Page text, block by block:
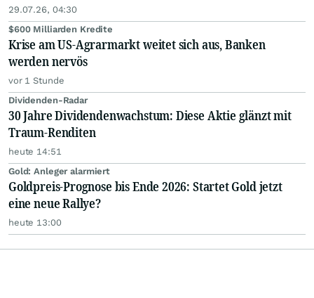
29.07.26, 04:30
$600 Milliarden Kredite
Krise am US-Agrarmarkt weitet sich aus, Banken
werden nervös
vor 1 Stunde
Dividenden-Radar
30 Jahre Dividendenwachstum: Diese Aktie glänzt mit
Traum-Renditen
heute 14:51
Gold: Anleger alarmiert
Goldpreis-Prognose bis Ende 2026: Startet Gold jetzt
eine neue Rallye?
heute 13:00